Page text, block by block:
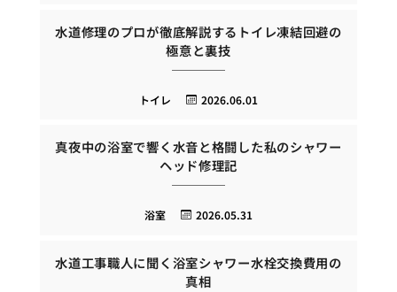
水道修理のプロが徹底解説するトイレ凍結回避の
極意と裏技
2026.06.01
トイレ
真夜中の浴室で響く水音と格闘した私のシャワー
ヘッド修理記
2026.05.31
浴室
水道工事職人に聞く浴室シャワー水栓交換費用の
真相